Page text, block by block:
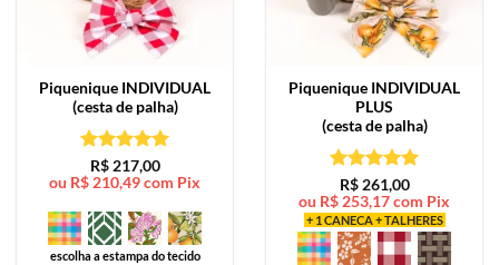
Piquenique INDIVIDUAL
(cesta de palha)
Avaliação5
de 5
R$217,00
ou R$ 210,49com Pix
escolha a estampa do tecido
Piquenique INDIVIDUAL
PLUS
(cesta de palha)
Avaliação5
de 5
R$261,00
ou R$ 253,17com Pix
+ 1 CANECA + TALHERES